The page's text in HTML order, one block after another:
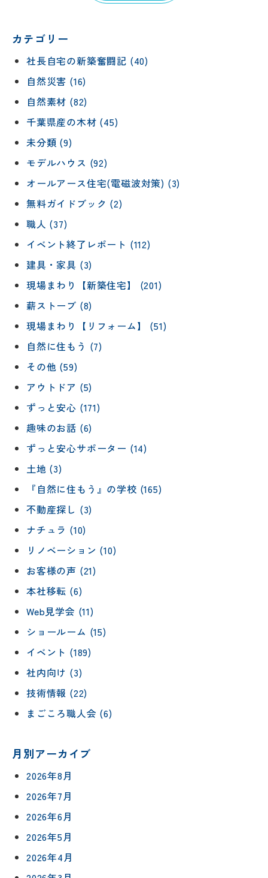
カテゴリー
社長自宅の新築奮闘記 (40)
自然災害 (16)
自然素材 (82)
千葉県産の木材 (45)
未分類 (9)
モデルハウス (92)
オールアース住宅(電磁波対策) (3)
無料ガイドブック (2)
職人 (37)
イベント終了レポート (112)
建具・家具 (3)
現場まわり【新築住宅】 (201)
薪ストーブ (8)
現場まわり【リフォーム】 (51)
自然に住もう (7)
その他 (59)
アウトドア (5)
ずっと安心 (171)
趣味のお話 (6)
ずっと安心サポーター (14)
土地 (3)
『自然に住もう』の学校 (165)
不動産探し (3)
ナチュラ (10)
リノベーション (10)
お客様の声 (21)
本社移転 (6)
Web見学会 (11)
ショールーム (15)
イベント (189)
社内向け (3)
技術情報 (22)
まごころ職人会 (6)
月別アーカイブ
2026年8月
2026年7月
2026年6月
2026年5月
2026年4月